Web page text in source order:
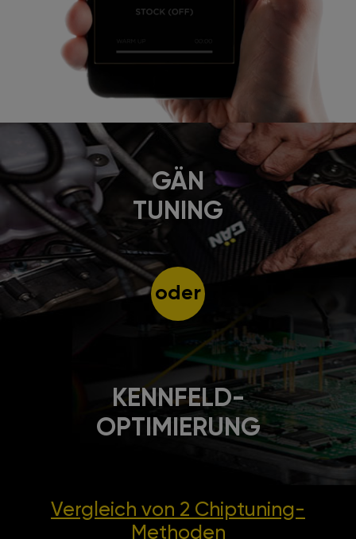
GÄN
TUNING
oder
KENNFELD-
OPTIMIERUNG
Vergleich von 2 Chiptuning-
Methoden